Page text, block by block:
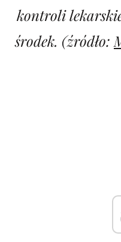
kontroli
środek. (źródło: